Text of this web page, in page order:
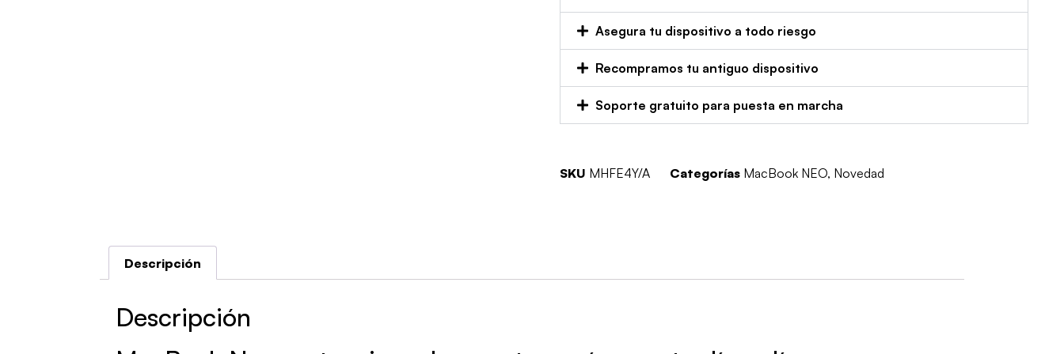
Asegura tu dispositivo a todo riesgo
Recompramos tu antiguo dispositivo
Soporte gratuito para puesta en marcha
SKU MHFE4Y/A Categorías MacBook NEO, Novedad
Descripción
Descripción